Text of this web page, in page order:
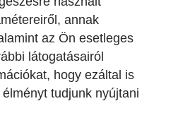
annak
az Ön esetleges
látogatásairól
hogy ezáltal is
tudjunk nyújtani